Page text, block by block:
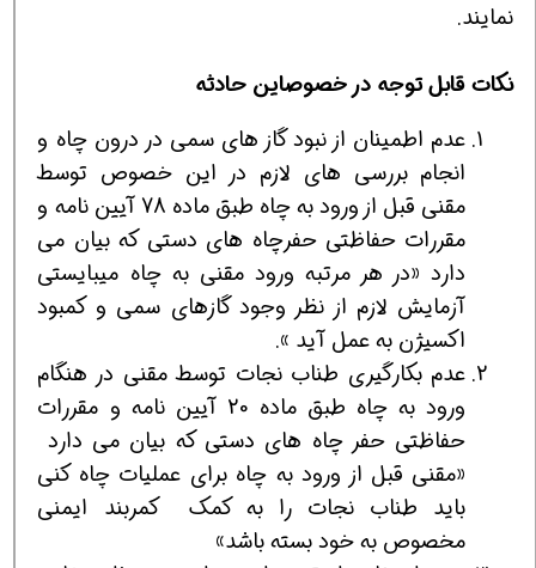
نمايند.
نكات قابل توجه در خصوصاين حادثه
عدم اطمينان از نبود گاز هاي سمی در درون چاه و
انجام بررسی های لازم در اين خصوص توسط
مقنی قبل از ورود به چاه طبق ماده 78 آيين نامه و
مقررات حفاظتی حفرچاه های دستی كه بيان می
دارد «در هر مرتبه ورود مقني به چاه ميبايستی
آزمايش لازم از نظر وجود گازهای سمی و كمبود
اكسيژن به عمل آيد ».
عدم بكارگيری طناب نجات توسط مقنی در هنگام
ورود به چاه طبق ماده 20 آيين نامه و مقررات
حفاظتی حفر چاه های دستی كه بيان مي دارد
«مقنی قبل از ورود به چاه برای عمليات چاه كنی
بايد طناب نجات را به كمك كمربند ايمنی
مخصوص به خود بسته باشد»